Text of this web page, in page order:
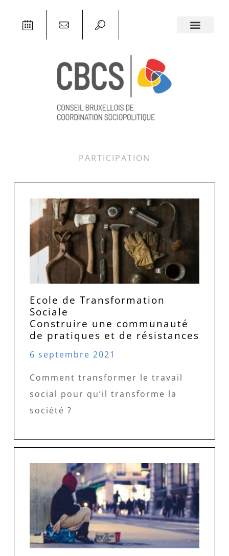
PARTICIPATION
Ecole de Transformation
Sociale
Construire une communauté
de pratiques et de résistances
6 septembre 2021
Comment transformer le travail
social pour qu’il transforme la
société ?